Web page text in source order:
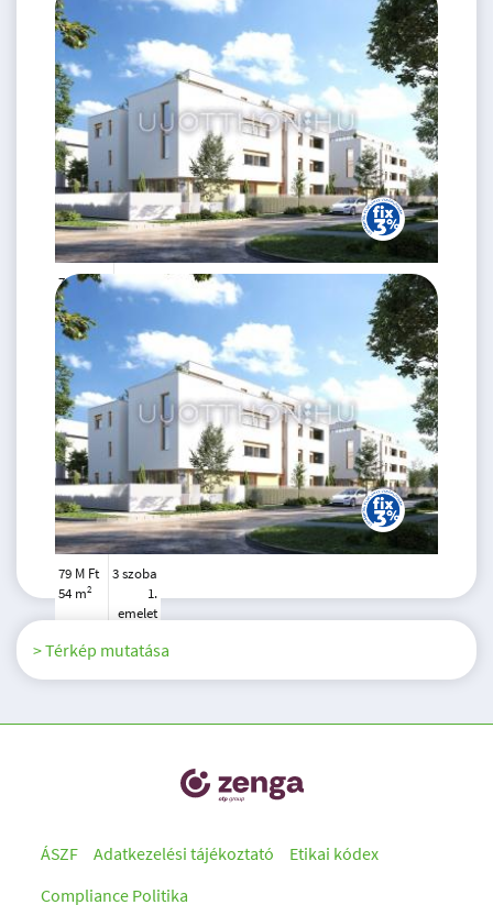
Ft
43 m2
1. emelet
72.6 M Ft
51 m
2 szoba
1.
79 M Ft
54 m2
3 szoba
1.
emelet
> Térkép mutatása
ÁSZF Adatkezelési tájékoztató
Etikai kódex
Compliance Politika